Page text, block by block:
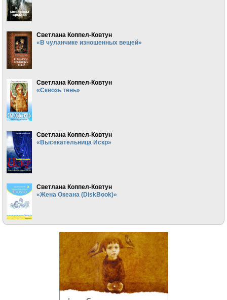
Светлана Коппел-Ковтун
«В чуланчике изношенных вещей»
Светлана Коппел-Ковтун
«Сквозь тень»
Светлана Коппел-Ковтун
«Высекательница Искр»
Светлана Коппел-Ковтун
«Жена Океана (DiskBook)»